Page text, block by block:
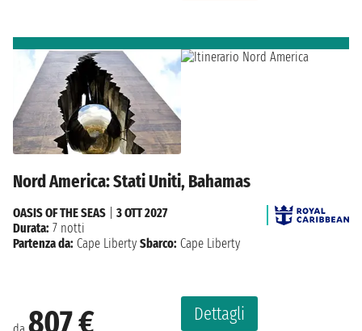
Nord America: Stati Uniti, Bahamas
Dettagli
OASIS OF THE SEAS
3 OTT 2027
Durata: 7 notti
Partenza da: Cape Liberty Sbarco: Cape Liberty